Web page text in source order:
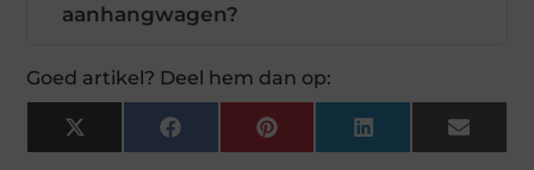
aanhangwagen?
Goed artikel? Deel hem dan op:
X
(Twitter)
FacebookPinterestLinkedInEmail